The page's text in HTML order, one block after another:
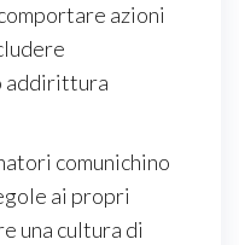
azioni
addirittura
comunichino
ai propri
una cultura di